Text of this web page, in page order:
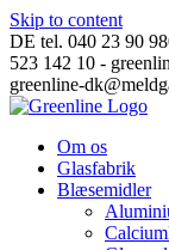
Skip to content
DE tel. 040 23 90
523 142 10 -
greenline-
Om os
Glasfabrik
Blæsemidler